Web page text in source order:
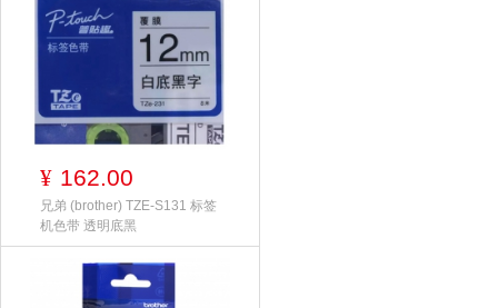
¥ 162.00
兄弟 (brother) TZE-S131 标签
机色带 透明底黑